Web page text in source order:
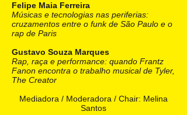
Felipe Maia Ferreira
Músicas e tecnologias nas periferias:
cruzamentos entre o funk de São Paulo e o
rap de Paris
Gustavo Souza Marques
Rap, raça e performance: quando Frantz
Fanon encontra o trabalho musical de Tyler,
The Creator
Mediadora / Moderadora / Chair: Melina
Santos